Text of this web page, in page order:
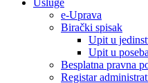
Usluge
e-Uprava
Birački spisak
Upit u
Upit u
Besplatna pravna
Registar